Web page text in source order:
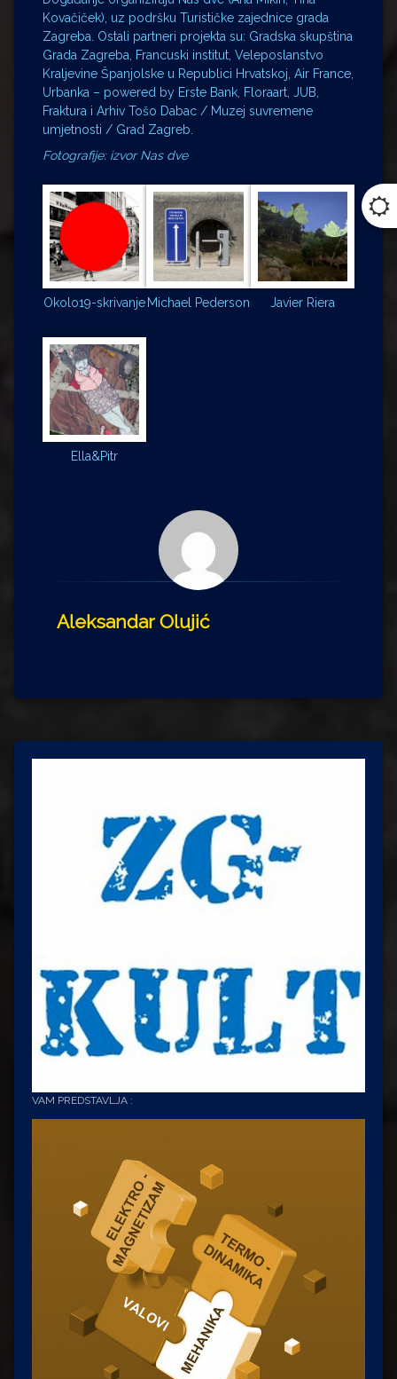
Kovačiček), uz podršku Turističke zajednice grada
Zagreba. Ostali partneri projekta su: Gradska skupština
Grada Zagreba, Francuski institut, Veleposlanstvo
Kraljevine Španjolske u Republici Hrvatskoj, Air France,
Urbanka – powered by Erste Bank, Floraart, JUB,
Fraktura i Arhiv Tošo Dabac / Muzej suvremene
umjetnosti / Grad Zagreb.
Fotografije: izvor Nas dve
Okolo19-skrivanje Michael Pederson Javier Riera
Ella&Pitr
Aleksandar Olujić
VAM PREDSTAVLJA :